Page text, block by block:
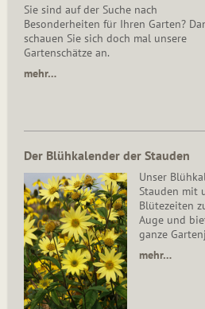
Sie sind auf der Suche nach
Besonderheiten für Ihren Garten?
schauen Sie sich doch mal unsere
Gartenschätze an.
mehr…
Der Blühkalender der Stauden
Unser
Stauden mit
Blütezeiten
Auge und
ganze
mehr…